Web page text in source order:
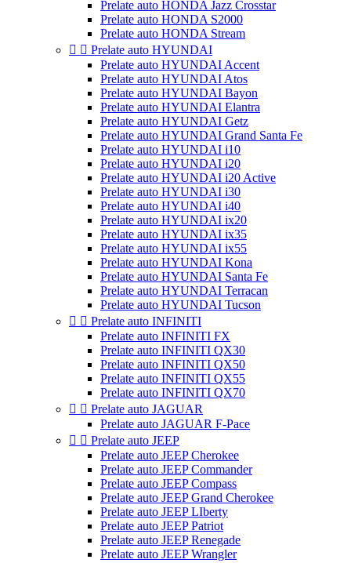
Prelate auto HONDA Jazz Crosstar
Prelate auto HONDA S2000
Prelate auto HONDA Stream
  Prelate auto HYUNDAI
Prelate auto HYUNDAI Accent
Prelate auto HYUNDAI Atos
Prelate auto HYUNDAI Bayon
Prelate auto HYUNDAI Elantra
Prelate auto HYUNDAI Getz
Prelate auto HYUNDAI Grand Santa Fe
Prelate auto HYUNDAI i10
Prelate auto HYUNDAI i20
Prelate auto HYUNDAI i20 Active
Prelate auto HYUNDAI i30
Prelate auto HYUNDAI i40
Prelate auto HYUNDAI ix20
Prelate auto HYUNDAI ix35
Prelate auto HYUNDAI ix55
Prelate auto HYUNDAI Kona
Prelate auto HYUNDAI Santa Fe
Prelate auto HYUNDAI Terracan
Prelate auto HYUNDAI Tucson
  Prelate auto INFINITI
Prelate auto INFINITI FX
Prelate auto INFINITI QX30
Prelate auto INFINITI QX50
Prelate auto INFINITI QX55
Prelate auto INFINITI QX70
  Prelate auto JAGUAR
Prelate auto JAGUAR F-Pace
  Prelate auto JEEP
Prelate auto JEEP Cherokee
Prelate auto JEEP Commander
Prelate auto JEEP Compass
Prelate auto JEEP Grand Cherokee
Prelate auto JEEP LIberty
Prelate auto JEEP Patriot
Prelate auto JEEP Renegade
Prelate auto JEEP Wrangler